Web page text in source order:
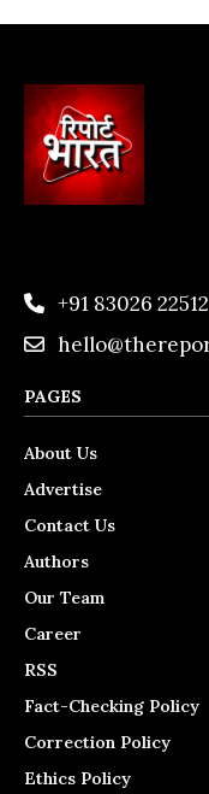
+91 83026 22512
PAGES
About Us
Advertise
Contact Us
Authors
Our Team
Career
RSS
Fact-Checking Policy
Correction Policy
Ethics Policy